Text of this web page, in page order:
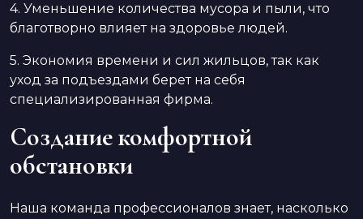
4. Уменьшение количества мусора и пыли, что
благотворно влияет на здоровье людей.
5. Экономия времени и сил жильцов, так как
уход за подъездами берет на себя
специализированная фирма.
Создание комфортной
обстановки
Наша команда профессионалов знает, насколько